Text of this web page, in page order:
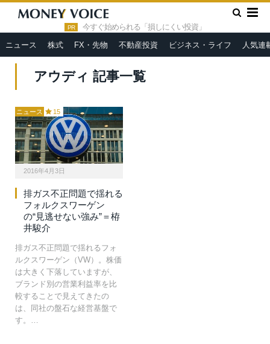
PR 今すぐ始められる「損しにくい投資」
ニュース 株式 FX・先物 不動産投資 ビジネス・ライフ 人気連
HOME » アウディ
アウディ 記事一覧
ニュース 15
2016年4月3日
排ガス不正問題で揺れる
フォルクスワーゲン
の“見逃せない強み”＝栫
井駿介
排ガス不正問題で揺れるフォ
ルクスワーゲン（VW）。株価
は大きく下落していますが、
ブランド別の営業利益率を比
較することで見えてきたの
は、同社の盤石な経営基盤で
す。…